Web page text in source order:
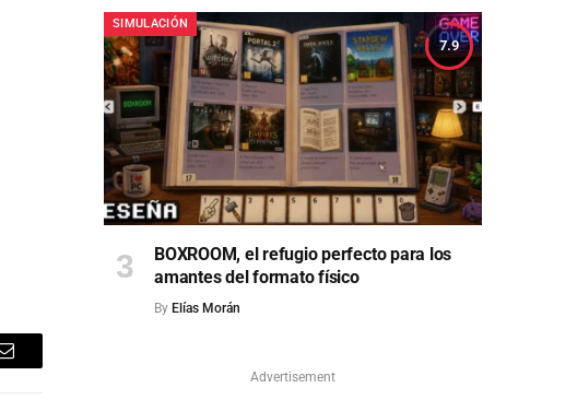
Email
7.9
SIMULACIÓN
BOXROOM, el refugio perfecto para los
amantes del formato físico
By Elías Morán
Advertisement